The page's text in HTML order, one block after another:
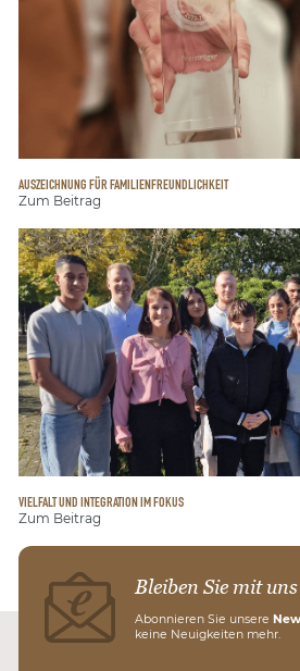
AUSZEICHNUNG FÜR FAMILIENFREUNDLICHKEIT
Zum Beitrag
VIELFALT UND INTEGRATION IM FOKUS
Zum Beitrag
Bleiben Sie mit
Abonnieren Sie unsere
keine Neuigkeiten mehr.